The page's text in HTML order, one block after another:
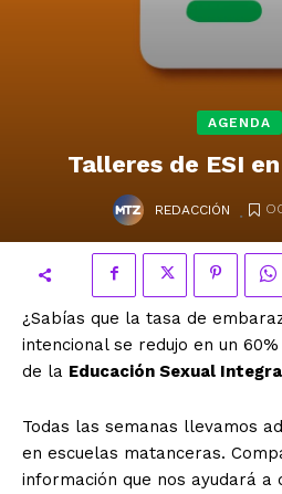
AGENDA
Talleres de ESI
REDACCIÓN .
¿Sabías que la tasa de
intencional se redujo en un
de la Educación Sexual
Todas las semanas llevamos
en escuelas matanceras.
información que nos ayudará